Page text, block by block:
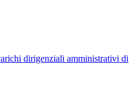
dirigenziali amministrativi di